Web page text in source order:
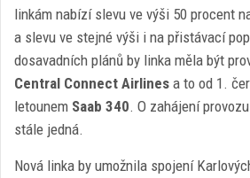
linkám nabízí slevu ve výši 50 procent
a slevu ve stejné výši i na přistávací
dosavadních plánů by linka měla být
Central Connect Airlines a to od 1.
letounem Saab 340. O zahájení
stále jedná.
Nová linka by umožnila spojení